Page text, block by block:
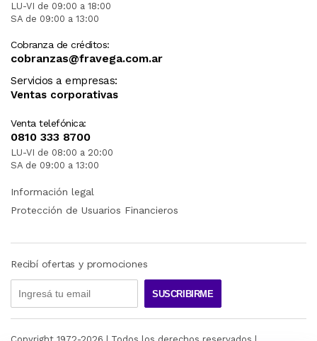
LU-VI de 09:00 a 18:00
SA de 09:00 a 13:00
Cobranza de créditos:
cobranzas@fravega.com.ar
Servicios a empresas:
Ventas corporativas
Venta telefónica:
0810 333 8700
LU-VI de 08:00 a 20:00
SA de 09:00 a 13:00
Información legal
Protección de Usuarios Financieros
Recibí ofertas y promociones
SUSCRIBIRME